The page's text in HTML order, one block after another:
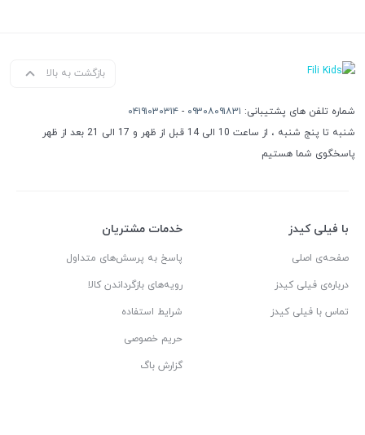
بازگشت به بالا
شماره تلفن های پشتیبانی: ۰۹۳۰۸۰۹۱۸۳۱ - ۰۴۱۹۱۰۳۰۳۱۴
شنبه تا پنج شنبه ، از ساعت 10 الی 14 قبل از ظهر و 17 الی 21 بعد از ظهر
پاسخگوی شما هستیم
با فیلی کیدز
صفحه‌ی اصلی
درباره‌ی فیلی کیدز
تماس با فیلی کیدز
خدمات مشتریان
پاسخ به پرسش‌های متداول
رویه‌های بازگرداندن کالا
شرایط استفاده
حریم خصوصی
گزارش باگ